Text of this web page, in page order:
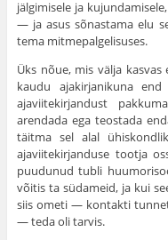
jälgimisele ja
— ja asus sõnastama elu
tema mitmepalgelisuses.
Üks nõue, mis välja
kaudu ajakirjanikuna
ajaviitekirjandust
arendada ega teostada
täitma sel alal
ajaviitekirjanduse tootja
puudunud tubli
võitis ta südameid, ja kui
siis ometi — kontakti
— teda oli tarvis.